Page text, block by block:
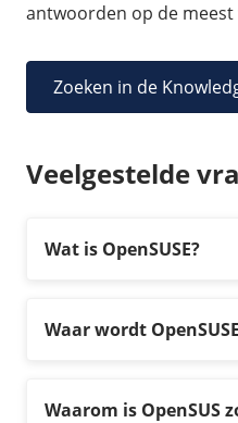
antwoorden op de
Zoeken in de
Veelgestelde
Wat is OpenSUSE?
Waar wordt
Waarom is OpenSUS